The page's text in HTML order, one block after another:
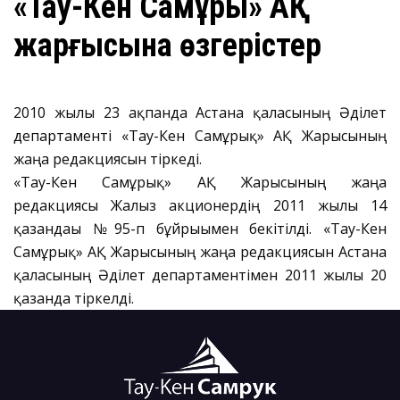
жарғысына өзгерістер
2010 жылғы 23 ақпандаАстана қаласының Әділет
департаменті «Тау-Кен Самұрық» АҚ Жарғысының
жаңа редакциясын тіркеді.
«Тау-Кен Самұрық» АҚ Жарғысының жаңа
редакциясы Жалғыз акционердің 2011 жылғы 14
қазандағы №95-п бұйрығымен бекітілді. «Тау-Кен
Самұрық» АҚ Жарғысының жаңа редакциясын Астана
қаласының Әділет департаментімен 2011 жылғы 20
қазанда тіркелді.